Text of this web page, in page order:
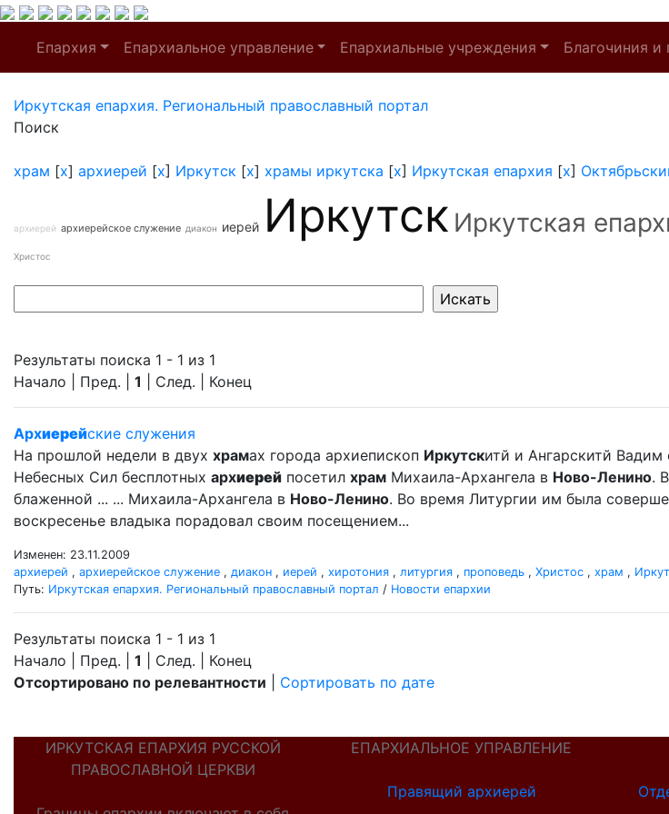
Епархия Епархиальное управление Епархиальные учреждения Благочиния и
Иркутская епархия. Региональный православный портал
Поиск
храм [x] архиерей [x] Иркутск [x] храмы иркутска [x] Иркутская епархия [x]
архиерей архиерейское служение диакон иерей Иркутск Иркутская
Христос
Результаты поиска 1 - 1 из 1
Начало | Пред. | 1 | След. | Конец
Архиерейские служения
На прошлой недели в двух храмах города архиепископ Иркутскитй и Ангарскитй
Небесных Сил бесплотных архиерей посетил храм Михаила-Архангела в Ново-Ленино.
блаженной ... ... Михаила-Архангела в Ново-Ленино. Во время Литургии им была
воскресенье владыка порадовал своим посещением...
Изменен: 23.11.2009
архиерей , архиерейское служение , диакон , иерей , хиротония , литургия , проповедь , Христос , храм ,
Путь: Иркутская епархия. Региональный православный портал / Новости епархии
Результаты поиска 1 - 1 из 1
Начало | Пред. | 1 | След. | Конец
Отсортировано по релевантности
Сортировать по дате
ИРКУТСКАЯ ЕПАРХИЯ РУССКОЙ
ПРАВОСЛАВНОЙ ЦЕРКВИ
ЕПАРХИАЛЬНОЕ УПРАВЛЕНИЕ
Правящий архиерей